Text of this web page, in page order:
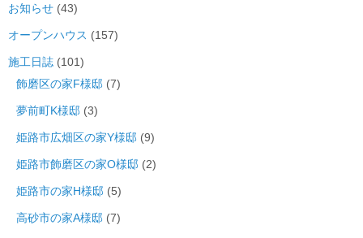
お知らせ (43)
オープンハウス (157)
施工日誌 (101)
飾磨区の家F様邸 (7)
夢前町K様邸 (3)
姫路市広畑区の家Y様邸 (9)
姫路市飾磨区の家O様邸 (2)
姫路市の家H様邸 (5)
高砂市の家A様邸 (7)